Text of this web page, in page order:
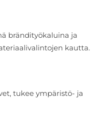
brändityökaluina ja
kautta.
tukee ympäristö- ja